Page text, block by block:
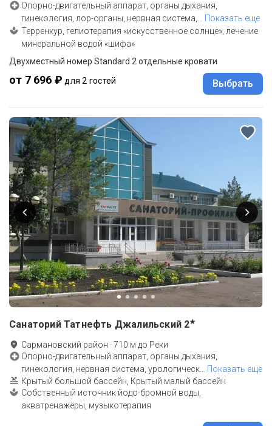
Опорно-двигательный аппарат, органы дыхания,
гинекология, лор-органы, нервная система,
Показать еще
Терренкур, гелиотерапия «искусственное солнце», лечение
минеральной водой «шифа»
Двухместный номер Standard 2 отдельные кровати
от 7 696 ₽ для 2 гостей Выбрать
Санаторий Татнефть Джалильский 2★
Сармановский район ·710 м до Реки
Опорно-двигательный аппарат, органы дыхания,
гинекология, нервная система, урологическ… Показать еще
Крытый большой бассейн, Крытый малый бассейн
Собственный источник йодо-бромной воды,
акватренажёры, музыкотерапия